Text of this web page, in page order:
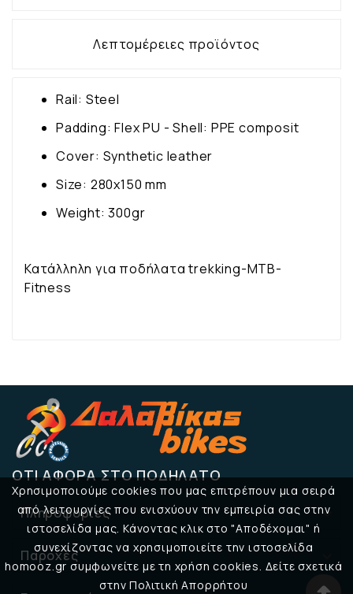
Χρησιμοποιούμε cookies που μας επιτρέπουν μια σειρά
από λειτουργίες που ενισχύουν την εμπειρία σας στην
ιστοσελίδα μας. Κάνοντας κλικ στο "Αποδέχομαι" ή
συνεχίζοντας να χρησιμοποιείτε την ιστοσελίδα
homooz.gr συμφωνείτε με τη χρήση cookies. Δείτε σχετικά
στην Πολιτική Απορρήτου
Λεπτομέρειες προϊόντος
Rail: Steel
Padding: Flex PU - Shell: PPE composit
Cover: Synthetic leather
Size: 280x150 mm
Weight: 300gr
Κατάλληλη για ποδήλατα trekking-MTB-
Fitness
ΌΤΙ ΑΦΟΡΆ ΣΤΟ ΠΟΔΉΛΑΤΟ
Πληροφορίες 
Παροχές